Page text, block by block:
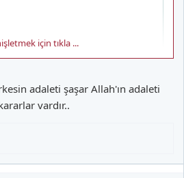
için tıkla ...
adaleti şaşar Allah'ın adaleti
vardır..